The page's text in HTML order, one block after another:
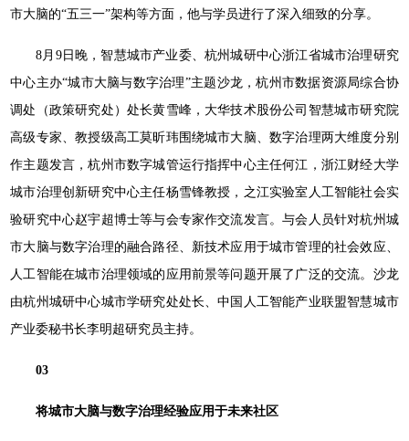
市大脑的“五三一”架构等方面，他与学员进行了深入细致的分享。
8月9日晚，智慧城市产业委、杭州城研中心浙江省城市治理研究
中心主办“城市大脑与数字治理”主题沙龙，杭州市数据资源局综合协
调处（政策研究处）处长黄雪峰，大华技术股份公司智慧城市研究院
高级专家、教授级高工莫昕玮围绕城市大脑、数字治理两大维度分别
作主题发言，杭州市数字城管运行指挥中心主任何江，浙江财经大学
城市治理创新研究中心主任杨雪锋教授，之江实验室人工智能社会实
验研究中心赵宇超博士等与会专家作交流发言。与会人员针对杭州城
市大脑与数字治理的融合路径、新技术应用于城市管理的社会效应、
人工智能在城市治理领域的应用前景等问题开展了广泛的交流。沙龙
由杭州城研中心城市学研究处处长、中国人工智能产业联盟智慧城市
产业委秘书长李明超研究员主持。
03
将城市大脑与数字治理经验应用于未来社区